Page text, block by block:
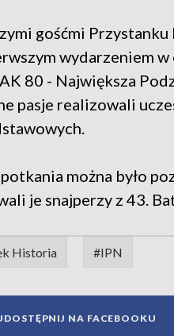
gośćmi
wydarzeniem
80 - Największa
pasje realizowali
można było
je snajperzy z 43.
Historia #IPN
NA FACEBOOKU